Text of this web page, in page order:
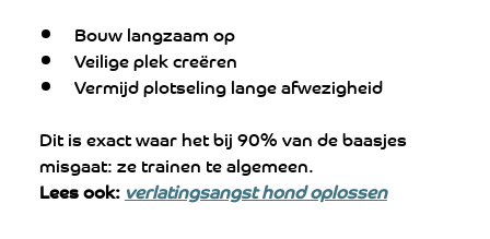
Bouw langzaam op
Veilige plek creëren
Vermijd plotseling lange afwezigheid
Dit is exact waar het bij 90% van de baasjes
misgaat: ze trainen te algemeen.
Lees ook:verlatingsangst hond oplossen